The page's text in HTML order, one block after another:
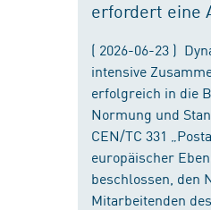
erfordert eine
( 2026-06-23 )
intensive
erfolgreich in die
Normung und
CEN/TC 331
europäischer
beschlossen, den
Mitarbeitenden